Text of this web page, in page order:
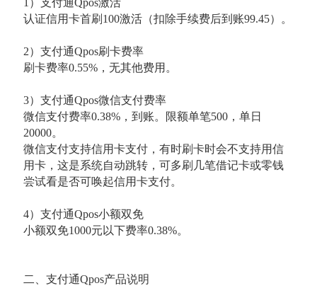
1）支付通Qpos激活
认证信用卡首刷100激活（扣除手续费后到账99.45）。
2）支付通Qpos刷卡费率
刷卡费率0.55%，无其他费用。
3）支付通Qpos微信支付费率
微信支付费率0.38%，到账。限额单笔500，单日
20000。
微信支付支持信用卡支付，有时刷卡时会不支持用信
用卡，这是系统自动跳转，可多刷几笔借记卡或零钱
尝试看是否可唤起信用卡支付。
4）支付通Qpos小额双免
小额双免1000元以下费率0.38%。
二、支付通Qpos产品说明